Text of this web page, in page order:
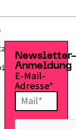
Anmeldung
E-Mail-
Adresse*